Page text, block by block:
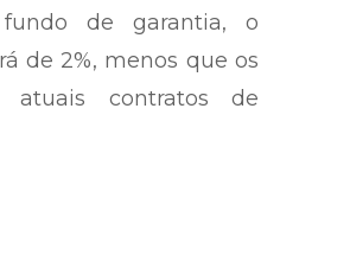
de garantia, o
de 2%, menos que os
atuais contratos de